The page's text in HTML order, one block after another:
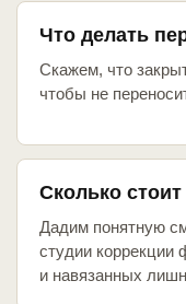
Что делать
Скажем, что
чтобы не
Сколько стоит
Дадим понятную
студии коррекции
и навязанных